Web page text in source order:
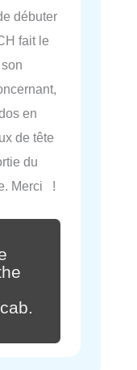
débuter
fait le
en
de tête
du
Merci !